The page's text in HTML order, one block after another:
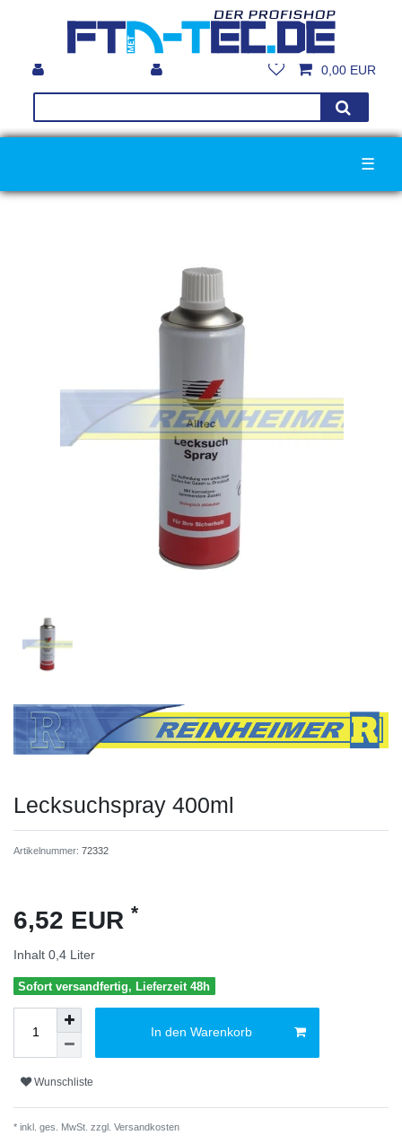
0,00 EUR
☰
Lecksuchspray 400ml
Artikelnummer: 72332
6,52 EUR *
Inhalt 0,4 Liter
Sofort versandfertig, Lieferzeit 48h
In den Warenkorb
Wunschliste
* inkl. ges. MwSt. zzgl. Versandkosten